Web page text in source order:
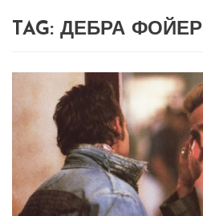
TAG: ДЕБРА ФОЙЕР